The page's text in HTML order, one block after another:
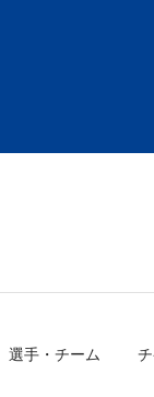
選手・チーム